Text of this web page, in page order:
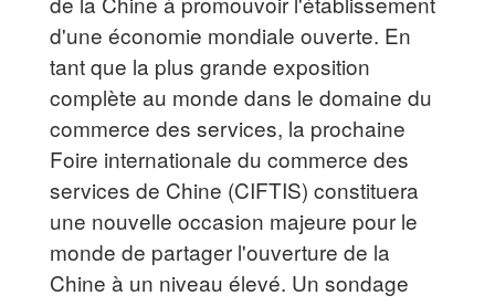
d'une économie mondiale ouverte. En
tant que la plus grande exposition
complète au monde dans le domaine du
commerce des services, la prochaine
Foire internationale du commerce des
services de Chine (CIFTIS) constituera
une nouvelle occasion majeure pour le
monde de partager l'ouverture de la
Chine à un niveau élevé. Un sondage